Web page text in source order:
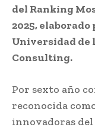
del Ranking
2025, elaborado
Universidad de
Consulting.
Por sexto año
reconocida
innovadoras del